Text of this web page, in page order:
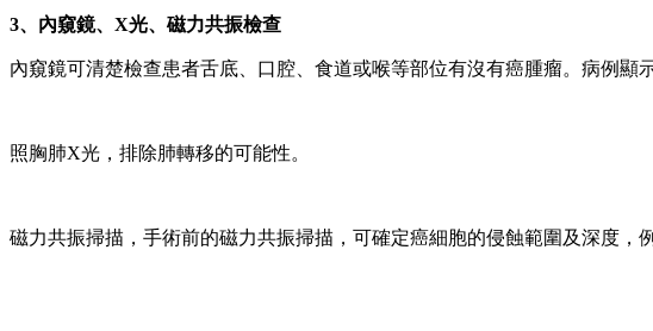
3、內窺鏡、X光、磁力共振檢查
內窺鏡可清楚檢查患者舌底、口腔、食道或喉等部位有沒有癌腫瘤。病例
照胸肺X光，排除肺轉移的可能性。
磁力共振掃描，手術前的磁力共振掃描，可確定癌細胞的侵蝕範圍及深度，